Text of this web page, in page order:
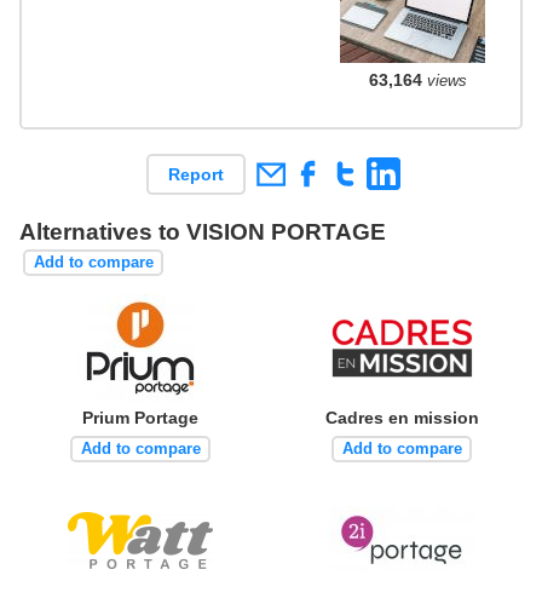
63,164views
Report
Alternatives to VISION PORTAGE
Add to compare
Prium Portage
Add to compare
Cadres en mission
Add to compare